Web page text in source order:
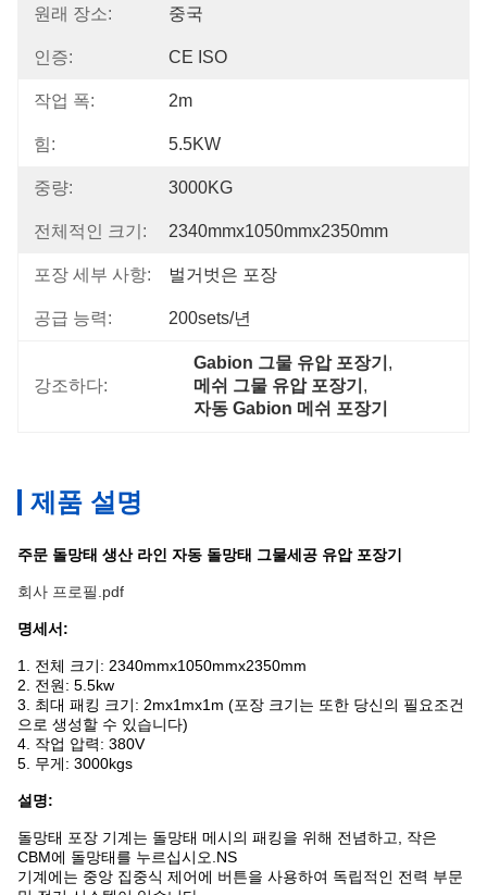
원래 장소: 중국
인증: CE ISO
작업 폭: 2m
힘: 5.5KW
중량: 3000KG
전체적인 크기: 2340mmx1050mmx2350mm
포장 세부 사항: 벌거벗은 포장
공급 능력: 200sets/년
강조하다:
Gabion 그물 유압 포장기 ,
메쉬 그물 유압 포장기 ,
자동 Gabion 메쉬 포장기
제품 설명
주문 돌망태 생산 라인 자동 돌망태 그물세공 유압 포장기
회사 프로필.pdf
명세서:
1. 전체 크기: 2340mmx1050mmx2350mm
2. 전원: 5.5kw
3. 최대 패킹 크기: 2mx1mx1m (포장 크기는 또한 당신의 필요조건
으로 생성할 수 있습니다)
4. 작업 압력: 380V
5. 무게: 3000kgs
설명:
돌망태 포장 기계는 돌망태 메시의 패킹을 위해 전념하고, 작은
CBM에 돌망태를 누르십시오.NS
기계에는 중앙 집중식 제어에 버튼을 사용하여 독립적인 전력 부문